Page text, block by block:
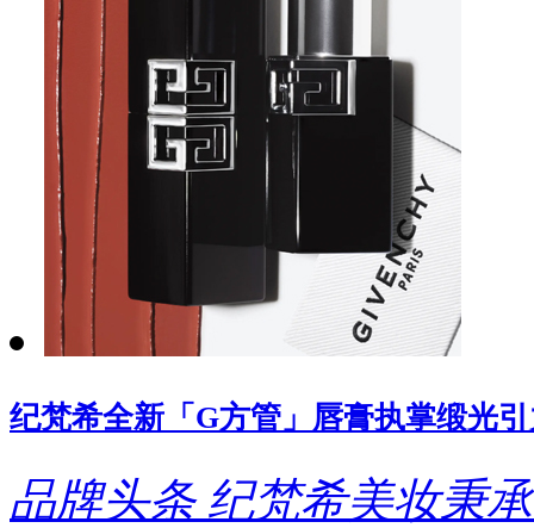
纪梵希全新「G方管」唇膏执掌缎光
品牌头条 纪梵希美妆秉